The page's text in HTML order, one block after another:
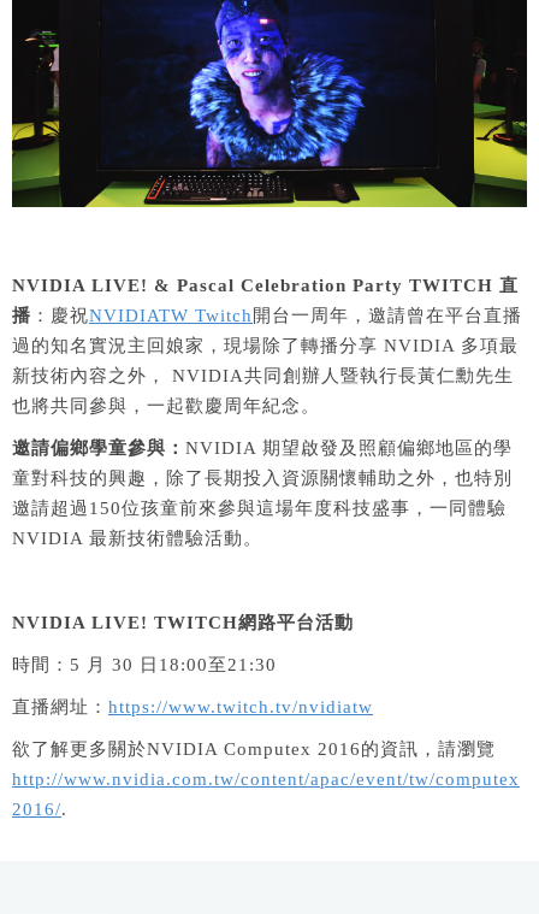
NVIDIA LIVE! & Pascal Celebration Party TWITCH 直
播 ：慶祝NVIDIATW Twitch 開台一周年，邀請曾在平台直播
過的知名實況主回娘家，現場除了轉播分享 NVIDIA 多項最
新技術內容之外， NVIDIA共同創辦人暨執行長黃仁勳先生
也將共同參與，一起歡慶周年紀念。
邀請偏鄉學童參與： NVIDIA 期望啟發及照顧偏鄉地區的學
童對科技的興趣，除了長期投入資源關懷輔助之外，也特別
邀請超過150位孩童前來參與這場年度科技盛事，一同體驗
NVIDIA 最新技術體驗活動。
NVIDIA LIVE! TWITCH網路平台活動
時間：5 月 30 日18:00至21:30
直播網址： https://www.twitch.tv/nvidiatw
欲了解更多關於NVIDIA Computex 2016的資訊，請瀏覽
http://www.nvidia.com.tw/content/apac/event/tw/computex
2016/.